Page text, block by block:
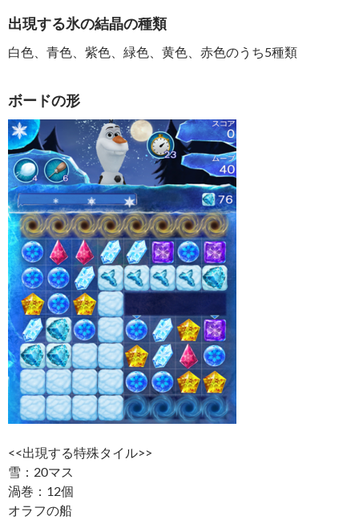
出現する氷の結晶の種類
白色、青色、紫色、緑色、黄色、赤色のうち5種類
ボードの形
<<出現する特殊タイル>>
雪：20マス
渦巻：12個
オラフの船